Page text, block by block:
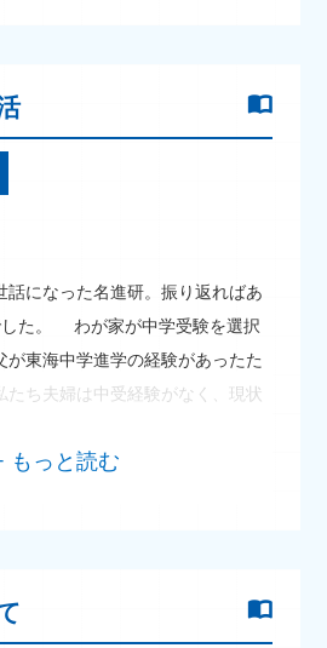
になった名進研。振り返ればあ
した。 わが家が中学受験を選択
が東海中学進学の経験があったた
たち夫婦は中受経験がなく、現状